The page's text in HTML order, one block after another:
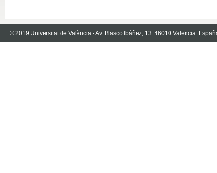
© 2019 Universitat de València - Av. Blasco Ibáñez, 13. 46010 Valencia.